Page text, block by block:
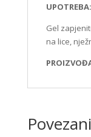
UPOTREBA:
Gel
na lice,